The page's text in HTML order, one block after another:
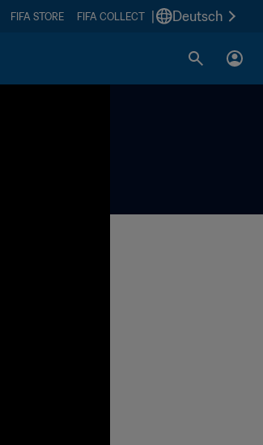
FIFA STORE FIFA COLLECT Deutsch